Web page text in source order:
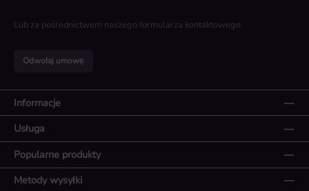
Lub za pośrednictwem naszego formularza kontaktowego.
Odwołaj umowę
Informacje
Usługa
Popularne produkty
Metody wysyłki